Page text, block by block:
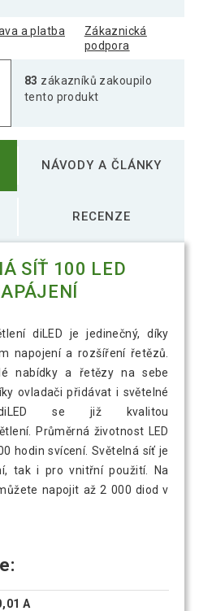
a platba
Zákaznická
podpora
83 zákazníků zakoupilo
tento produkt
NÁVODY A ČLÁNKY
RECENZE
SÍŤ 100 LED
diLED je jedinečný, díky
napojení a rozšíření řetězů.
nabídky a řetězy na sebe
ovladači přidávat i světelné
se již kvalitou
Průměrná životnost LED
hodin svícení. Světelná síť je
tak i pro vnitřní použití. Na
napojit až 2 000 diod v
A